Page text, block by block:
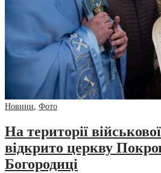
Новини, Фото
На території
відкрито церкву
Богородиці